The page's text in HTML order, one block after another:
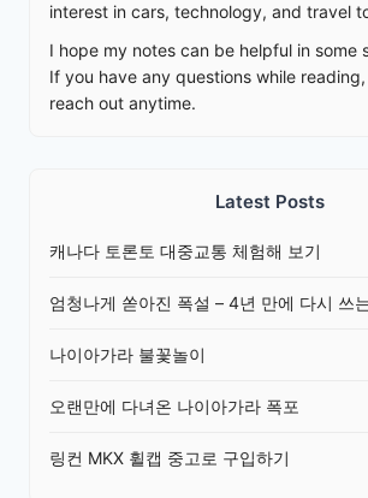
interest in cars, technology, and travel
I hope my notes can be helpful in some
If you have any questions while
reach out anytime.
Latest Posts
캐나다 토론토 대중교통 체험해 보기
엄청나게 쏟아진 폭설 – 4년 만에 다시 쓰
나이아가라 불꽃놀이
오랜만에 다녀온 나이아가라 폭포
링컨 MKX 휠캡 중고로 구입하기